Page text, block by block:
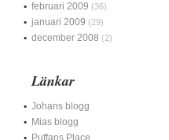
februari 2009 (36)
januari 2009 (29)
december 2008 (2)
Länkar
Johans blogg
Mias blogg
Puffans Place